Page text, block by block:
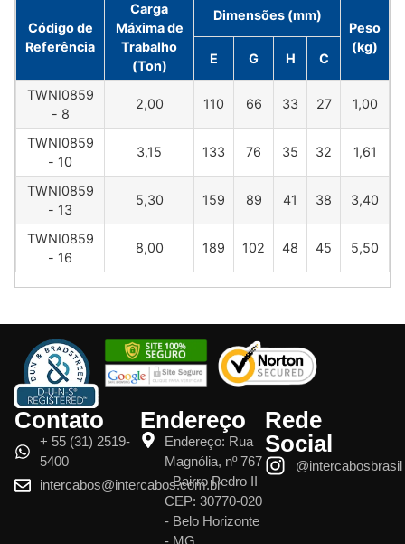
Código de
Referência
Carga
Máxima de
Trabalho
(Ton)
Dimensões (mm)
Peso
(kg)
E G H C
TWNI0859
- 8
2,00 110 66 33 27 1,00
TWNI0859
- 10
3,15 133 76 35 32 1,61
TWNI0859
- 13
5,30 159 89 41 38 3,40
TWNI0859
- 16
8,00 189 102 48 45 5,50
Contato
+ 55 (31) 2519-
5400
intercabos@intercabos.com.br
Endereço
Endereço: Rua
Magnólia, nº 767
- Bairro Pedro II
CEP: 30770-020
- Belo Horizonte
- MG
Rede
Social
@intercabosbrasil